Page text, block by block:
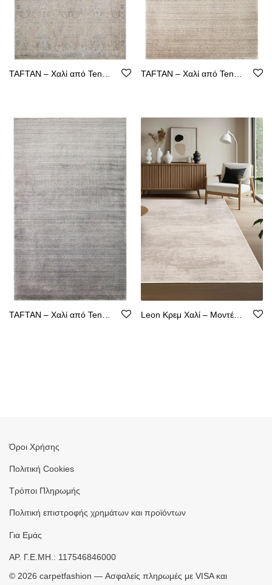
Όροι Χρήσης
Πολιτική Cookies
Τρόποι Πληρωμής
Πολιτική επιστροφής χρημάτων και προϊόντων
Για Εμάς
ΑΡ. Γ.Ε.ΜΗ.: 117546846000
© 2026 carpetfashion — Ασφαλείς πληρωμές με VISA και